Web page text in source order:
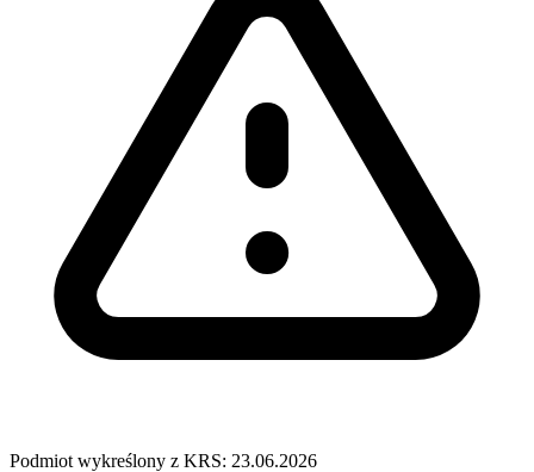
Podmiot wykreślony z KRS: 23.06.2026